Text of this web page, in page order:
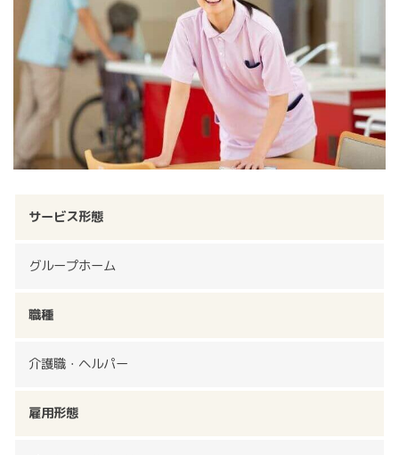
サービス形態
グループホーム
職種
介護職・ヘルパー
雇用形態